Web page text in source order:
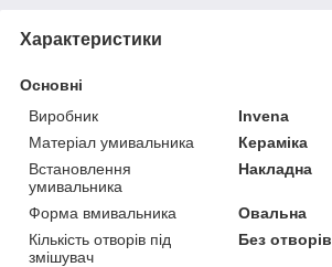
Характеристики
Основні
Виробник
Invena
Матеріал умивальника
Кераміка
Встановлення
умивальника
Накладна
Форма вмивальника
Овальна
Кількість отворів під
змішувач
Без отворів